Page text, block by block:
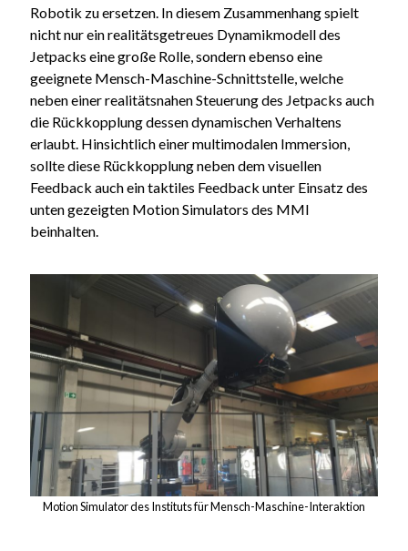
Robotik zu ersetzen. In diesem Zusammenhang spielt
nicht nur ein realitätsgetreues Dynamikmodell des
Jetpacks eine große Rolle, sondern ebenso eine
geeignete Mensch-Maschine-Schnittstelle, welche
neben einer realitätsnahen Steuerung des Jetpacks auch
die Rückkopplung dessen dynamischen Verhaltens
erlaubt. Hinsichtlich einer multimodalen Immersion,
sollte diese Rückkopplung neben dem visuellen
Feedback auch ein taktiles Feedback unter Einsatz des
unten gezeigten Motion Simulators des MMI
beinhalten.
Motion Simulator des Instituts für Mensch-Maschine-Interaktion